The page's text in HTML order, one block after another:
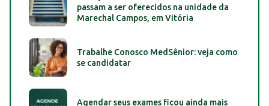
passam a ser oferecidos na unidade da
Marechal Campos, em Vitória
Trabalhe Conosco MedSênior: veja como
se candidatar
Agendar seus exames ficou ainda mais